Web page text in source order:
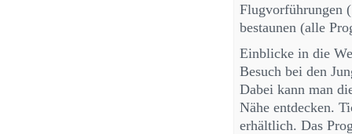
Flugvorführungen
bestaunen (alle
Einblicke in die
Besuch bei den
Dabei kann man
Nähe entdecken.
erhältlich. Das